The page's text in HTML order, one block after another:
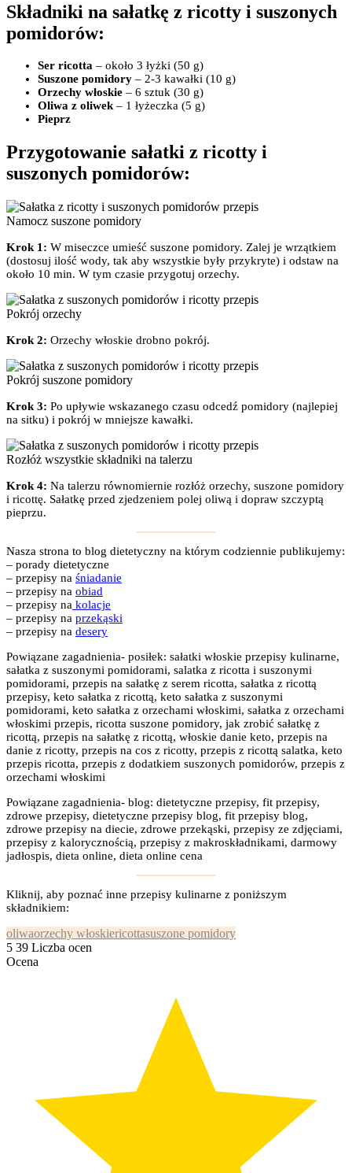
Składniki na sałatkę z ricotty i suszonych
pomidorów:
Ser ricotta – około 3 łyżki (50 g)
Suszone pomidory – 2-3 kawałki (10 g)
Orzechy włoskie – 6 sztuk (30 g)
Oliwa z oliwek– 1 łyżeczka (5 g)
Pieprz
Przygotowanie sałatki z ricotty i
suszonych pomidorów:
Namocz suszone pomidory
Krok 1: W miseczce umieść suszone pomidory. Zalej je wrzątkiem
(dostosuj ilość wody, tak aby wszystkie były przykryte) i odstaw na
około 10 min. W tym czasie przygotuj orzechy.
Pokrój orzechy
Krok 2: Orzechy włoskie drobno pokrój.
Pokrój suszone pomidory
Krok 3: Po upływie wskazanego czasu odcedź pomidory (najlepiej
na sitku) i pokrój w mniejsze kawałki.
Rozłóż wszystkie składniki na talerzu
Krok 4: Na talerzu równomiernie rozłóż orzechy, suszone pomidory
i ricottę. Sałatkę przed zjedzeniem polej oliwą i dopraw szczyptą
pieprzu.
Nasza strona to blog dietetyczny na którym codziennie publikujemy:
– porady dietetyczne
– przepisy na śniadanie
– przepisy na obiad
– przepisy na kolacje
– przepisy na przekąski
– przepisy na desery
Powiązane zagadnienia- posiłek: sałatki włoskie przepisy kulinarne,
sałatka z suszonymi pomidorami, salatka z ricotta i suszonymi
pomidorami, przepis na sałatkę z serem ricotta, sałatka z ricottą
przepisy, keto sałatka z ricottą, keto sałatka z suszonymi
pomidorami, keto sałatka z orzechami włoskimi, sałatka z orzechami
włoskimi przepis, ricotta suszone pomidory, jak zrobić sałatkę z
ricottą, przepis na sałatkę z ricottą, włoskie danie keto, przepis na
danie z ricotty, przepis na cos z ricotty, przepis z ricottą salatka, keto
przepis ricotta, przepis z dodatkiem suszonych pomidorów, przepis z
orzechami włoskimi
Powiązane zagadnienia- blog: dietetyczne przepisy, fit przepisy,
zdrowe przepisy, dietetyczne przepisy blog, fit przepisy blog,
zdrowe przepisy na diecie, zdrowe przekąski, przepisy ze zdjęciami,
przepisy z kalorycznością, przepisy z makroskładnikami, darmowy
jadłospis, dieta online, dieta online cena
Kliknij, aby poznać inne przepisy kulinarne z poniższym
składnikiem:
oliwaorzechy włoskiericottasuszone pomidory
5 39 Liczba ocen
Ocena